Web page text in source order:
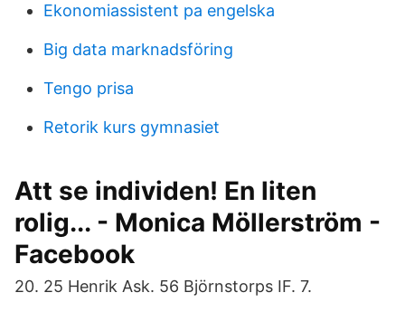
Ekonomiassistent pa engelska
Big data marknadsföring
Tengo prisa
Retorik kurs gymnasiet
Att se individen! En liten
rolig... - Monica Möllerström -
Facebook
20. 25 Henrik Ask. 56 Björnstorps IF. 7.